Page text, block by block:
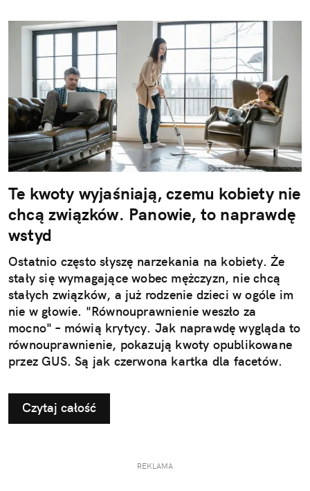
Te kwoty wyjaśniają, czemu kobiety nie
chcą związków. Panowie, to naprawdę
wstyd
Ostatnio często słyszę narzekania na kobiety. Że
stały się wymagające wobec mężczyzn, nie chcą
stałych związków, a już rodzenie dzieci w ogóle im
nie w głowie. "Równouprawnienie weszło za
mocno" – mówią krytycy. Jak naprawdę wygląda to
równouprawnienie, pokazują kwoty opublikowane
przez GUS. Są jak czerwona kartka dla facetów.
Czytaj całość
REKLAMA